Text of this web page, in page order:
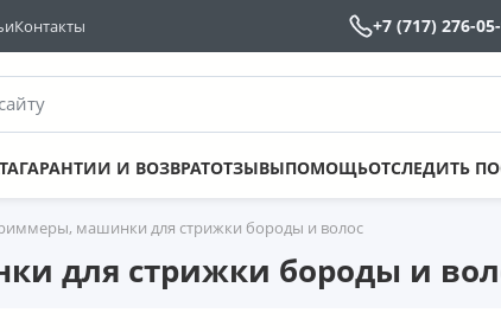
Контакты +7 (717) 276-
ГАРАНТИИ И ВОЗВРАТОТЗЫВЫПОМОЩЬОТСЛЕДИТЬ
машинки для стрижки бороды и волос
для стрижки бороды и